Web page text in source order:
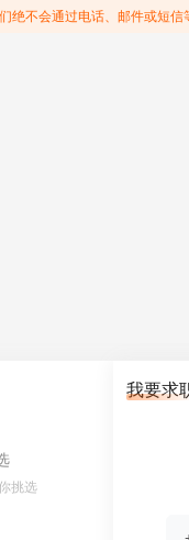
不会通过电话、邮件或短
挑选
我要求